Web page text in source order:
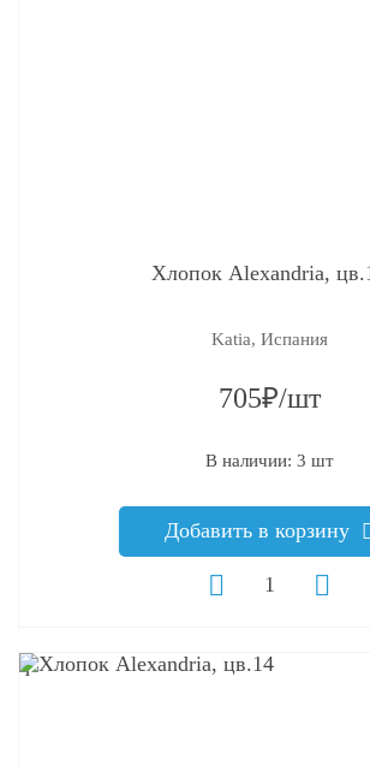
Хлопок Alexandria,
Katia, Испания
705₽/шт
В наличии: 3 шт
Добавить в корзину
q